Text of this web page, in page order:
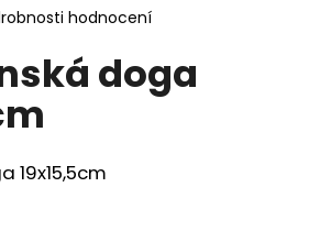
hodnocení
doga
19x15,5cm